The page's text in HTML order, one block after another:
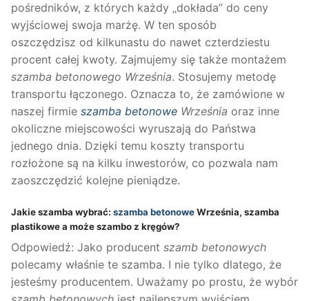
pośredników, z których każdy „dokłada” do ceny
wyjściowej swoja marżę. W ten sposób
oszczędzisz od kilkunastu do nawet czterdziestu
procent całej kwoty. Zajmujemy się także montażem
szamba betonowego Września. Stosujemy metodę
transportu łączonego. Oznacza to, że zamówione w
naszej firmie szamba betonowe Września oraz inne
okoliczne miejscowości wyruszają do Państwa
jednego dnia. Dzięki temu koszty transportu
rozłożone są na kilku inwestorów, co pozwala nam
zaoszczędzić kolejne pieniądze.
Jakie szamba wybrać: szamba betonoweWrześnia, szamba
plastikowe a może szambo z kręgów?
Odpowiedź: Jako producent szamb betonowych
polecamy właśnie te szamba. I nie tylko dlatego, że
jesteśmy producentem. Uważamy po prostu, że wybór